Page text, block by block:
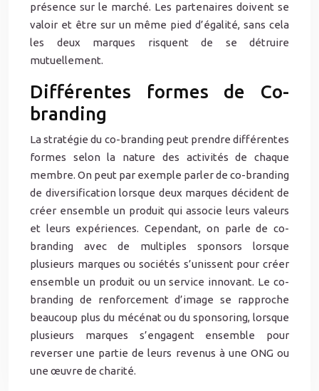
présence sur le marché. Les partenaires doivent se
valoir et être sur un même pied d’égalité, sans cela
les deux marques risquent de se détruire
mutuellement.
Différentes formes de Co-
branding
La stratégie du co-branding peut prendre différentes
formes selon la nature des activités de chaque
membre. On peut par exemple parler de co-branding
de diversification lorsque deux marques décident de
créer ensemble un produit qui associe leurs valeurs
et leurs expériences. Cependant, on parle de co-
branding avec de multiples sponsors lorsque
plusieurs marques ou sociétés s’unissent pour créer
ensemble un produit ou un service innovant. Le co-
branding de renforcement d’image se rapproche
beaucoup plus du mécénat ou du sponsoring, lorsque
plusieurs marques s’engagent ensemble pour
reverser une partie de leurs revenus à une ONG ou
une œuvre de charité.